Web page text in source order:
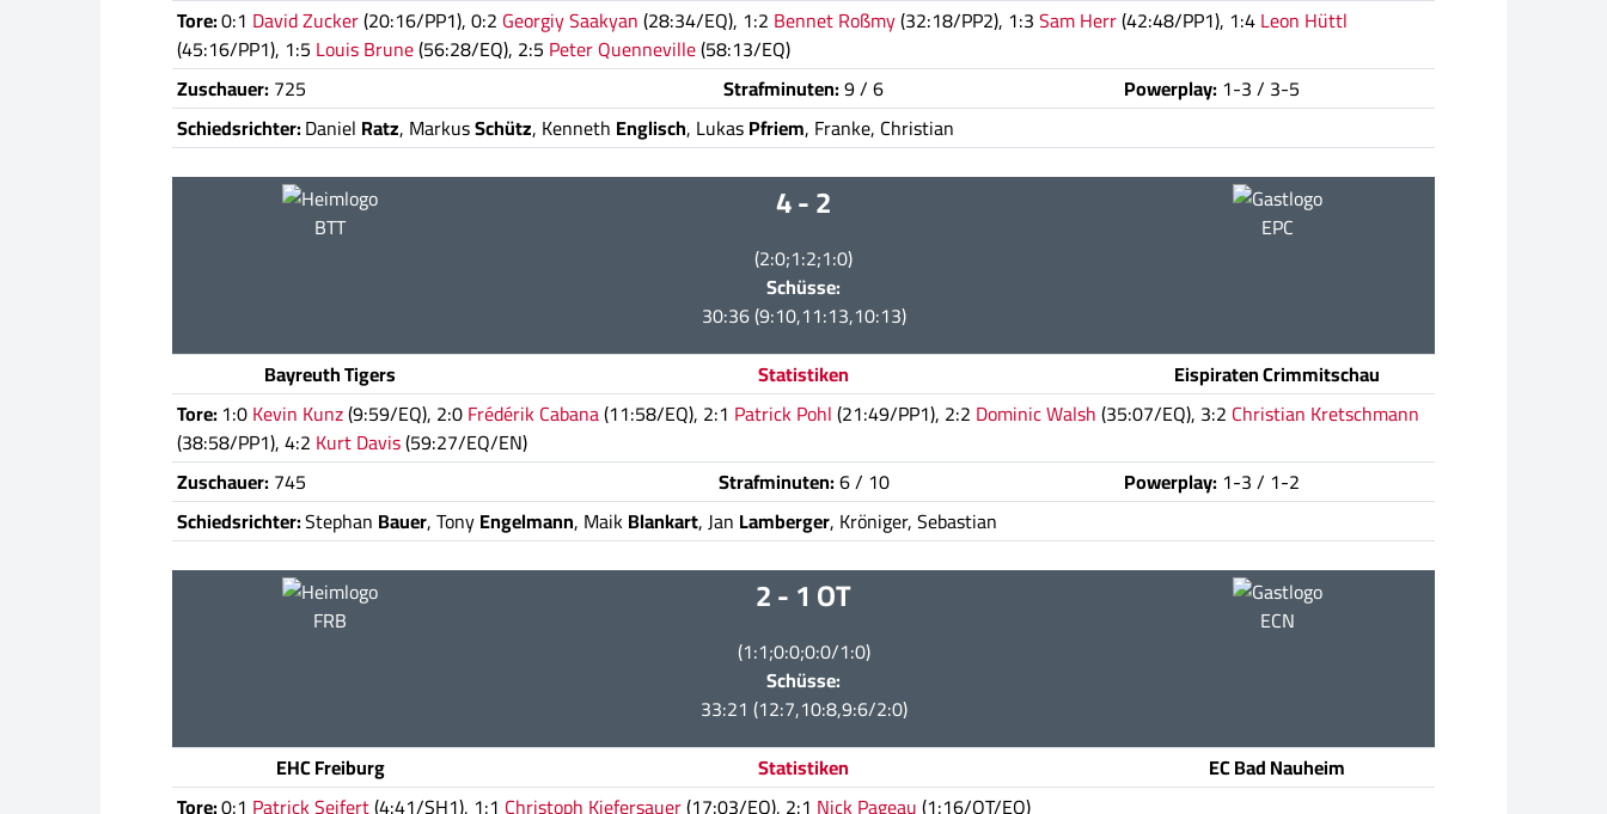
Tore:0:1 David Zucker(20:16/PP1), 0:2Georgiy Saakyan(28:34/EQ), 1:2 Bennet Roßmy(32:18/PP2), 1:3Sam Herr(42:48/PP1), 1:4Leon Hüttl
(45:16/PP1), 1:5 Louis Brune(56:28/EQ), 2:5 Peter Quenneville(58:13/EQ)
Zuschauer: 725 Strafminuten:9 / 6 Powerplay: 1-3 / 3-5
Schiedsrichter:Daniel Ratz, MarkusSchütz, Kenneth Englisch, LukasPfriem, Franke, Christian
BTT 4 - 2
(2:0;1:2;1:0)
Schüsse:
30:36 (9:10,11:13,10:13)
EPC
Bayreuth Tigers Statistiken
Eispiraten Crimmitschau
Tore:1:0Kevin Kunz(9:59/EQ), 2:0Frédérik Cabana(11:58/EQ), 2:1 Patrick Pohl(21:49/PP1), 2:2 Dominic Walsh(35:07/EQ), 3:2 Christian Kretschmann
(38:58/PP1), 4:2 Kurt Davis(59:27/EQ/EN)
Zuschauer: 745 Strafminuten:6 / 10 Powerplay: 1-3 / 1-2
Schiedsrichter:Stephan Bauer, TonyEngelmann, MaikBlankart, Jan Lamberger, Kröniger, Sebastian
FRB 2 - 1 OT
(1:1;0:0;0:0/1:0)
Schüsse:
33:21 (12:7,10:8,9:6/2:0)
ECN
EHC Freiburg Statistiken
EC Bad Nauheim
Tore:0:1 Patrick Seifert(4:41/SH1), 1:1 Christoph Kiefersauer(17:03/EQ), 2:1 Nick Pageau(1:16/OT/EQ)